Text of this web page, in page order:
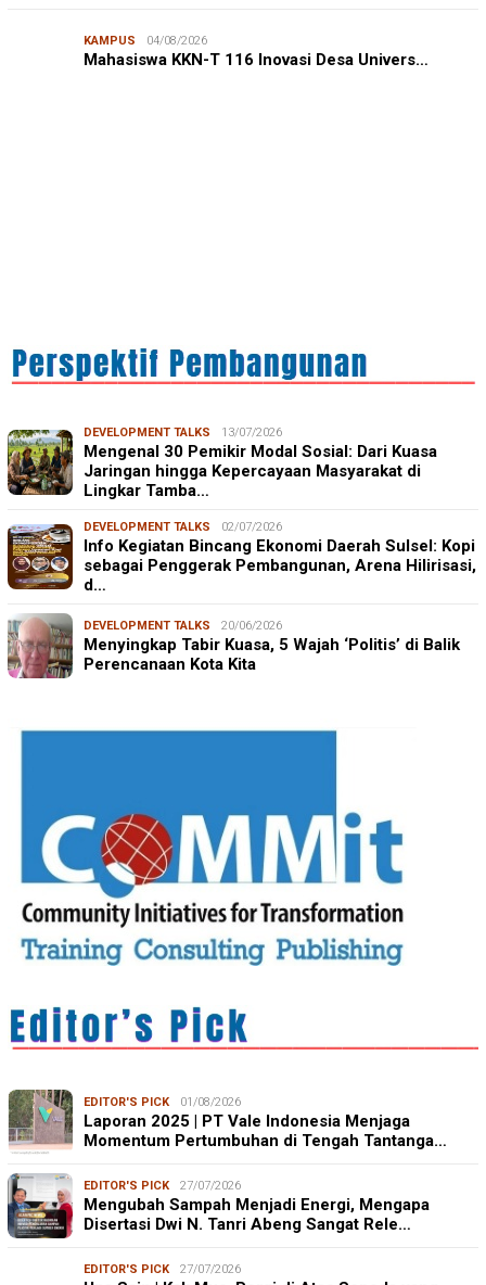
KAMPUS 04/08/2026
Mahasiswa KKN-T 116 Inovasi Desa Univers…
JURNALISME WARGA 03/08/2026
DEVELOPMENT TALKS 13/07/2026
Mengenal 30 Pemikir Modal Sosial: Dari Kuasa
Jaringan hingga Kepercayaan Masyarakat di
Lingkar Tamba…
DEVELOPMENT TALKS 02/07/2026
Info Kegiatan Bincang Ekonomi Daerah Sulsel: Kopi
sebagai Penggerak Pembangunan, Arena Hilirisasi,
d…
DEVELOPMENT TALKS 20/06/2026
Menyingkap Tabir Kuasa, 5 Wajah ‘Politis’ di Balik
Perencanaan Kota Kita
EDITOR'S PICK 01/08/2026
Laporan 2025 | PT Vale Indonesia Menjaga
Momentum Pertumbuhan di Tengah Tantanga…
EDITOR'S PICK 27/07/2026
Mengubah Sampah Menjadi Energi, Mengapa
Disertasi Dwi N. Tanri Abeng Sangat Rele…
EDITOR'S PICK 27/07/2026